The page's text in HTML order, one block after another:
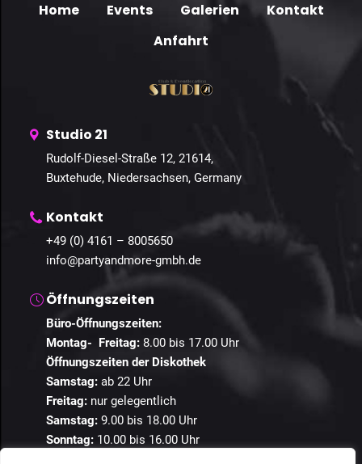
Home Events Galerien
Kontakt
Anfahrt
Studio 21
Rudolf-Diesel-Straße 12, 21614,
Buxtehude, Niedersachsen, Germany
Kontakt
+49 (0) 4161 – 8005650
info@partyandmore-gmbh.de
Öffnungszeiten
Büro-Öffnungszeiten:
Montag- Freitag: 8.00 bis 17.00 Uhr
Öffnungszeiten der Diskothek
Samstag: ab 22 Uhr
Freitag: nur gelegentlich
Samstag: 9.00 bis 18.00 Uhr
Sonntag: 10.00 bis 16.00 Uhr